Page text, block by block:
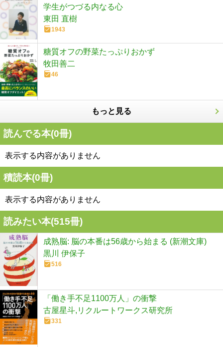
学生がつづる内なる心
東田 直樹
1943
糖質オフの野菜たっぷりおかず
牧田善二
46
もっと見る
読んでる本(0冊)
表示する内容がありません
積読本(0冊)
表示する内容がありません
読みたい本(515冊)
成熟脳: 脳の本番は56歳から始まる (新潮文庫)
黒川 伊保子
516
「働き手不足1100万人」の衝撃
古屋星斗,リクルートワークス研究所
331